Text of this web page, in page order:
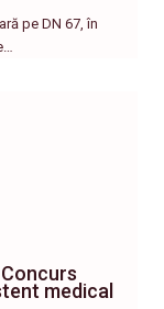
pe DN 67, în
medical